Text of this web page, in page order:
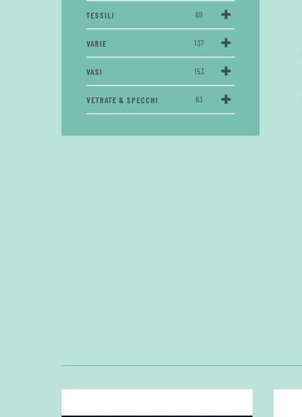
TESSILI 69
VARIE 137
VASI 153
VETRATE & SPECCHI 83